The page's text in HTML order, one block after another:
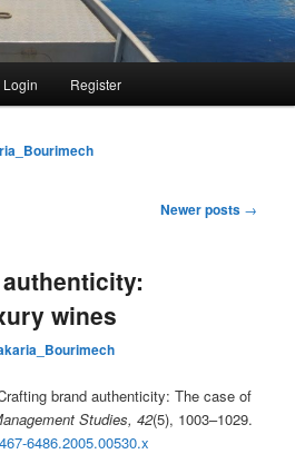
Login Register
Newer posts →
wines
brand authenticity: The case of
Studies, 42(5), 1003–1029.
6486.2005.00530.x